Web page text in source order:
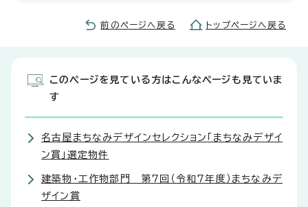
前のページへ戻る トップページへ戻る
このページを見ている方はこんなページも見ていま
す
名古屋まちなみデザインセレクション「まちなみデザイ
ン賞」選定物件
建築物・工作物部門 第7回（令和7年度）まちなみデ
ザイン賞